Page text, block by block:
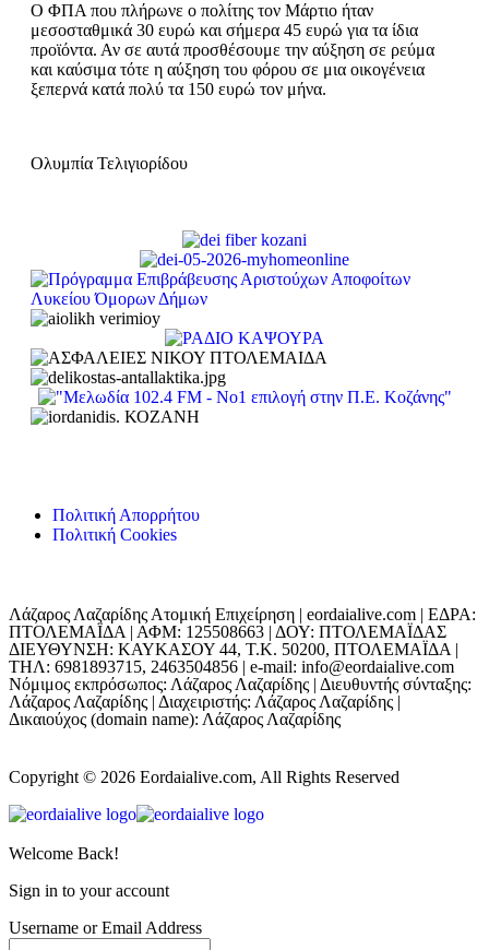
Ο ΦΠΑ που πλήρωνε ο πολίτης τον Μάρτιο ήταν
μεσοσταθμικά 30 ευρώ και σήμερα 45 ευρώ για τα ίδια
προϊόντα. Αν σε αυτά προσθέσουμε την αύξηση σε ρεύμα
και καύσιμα τότε η αύξηση του φόρου σε μια οικογένεια
ξεπερνά κατά πολύ τα 150 ευρώ τον μήνα.
Ολυμπία Τελιγιορίδου
Πολιτική Απορρήτου
Πολιτική Cookies
Λάζαρος Λαζαρίδης Ατομική Επιχείρηση | eordaialive.com | ΕΔΡΑ:
ΠΤΟΛΕΜΑΪΔΑ | ΑΦΜ: 125508663 | ΔΟΥ: ΠΤΟΛΕΜΑΪΔΑΣ
ΔΙΕΥΘΥΝΣΗ: ΚΑΥΚΑΣΟΥ 44, Τ.Κ. 50200, ΠΤΟΛΕΜΑΪΔΑ |
ΤΗΛ: 6981893715, 2463504856 | e-mail: info@eordaialive.com
Νόμιμος εκπρόσωπος: Λάζαρος Λαζαρίδης | Διευθυντής σύνταξης:
Λάζαρος Λαζαρίδης | Διαχειριστής: Λάζαρος Λαζαρίδης |
Δικαιούχος (domain name): Λάζαρος Λαζαρίδης
Copyright © 2026 Eordaialive.com, All Rights Reserved
Welcome Back!
Sign in to your account
Username or Email Address